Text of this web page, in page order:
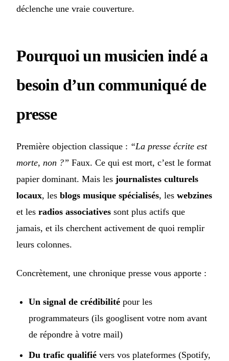
déclenche une vraie couverture.
Pourquoi un musicien indé a
besoin d’un communiqué de
presse
Première objection classique : “La presse écrite est
morte, non ?” Faux. Ce qui est mort, c’est le format
papier dominant. Mais les journalistes culturels
locaux, les blogs musique spécialisés, les webzines
et les radios associatives sont plus actifs que
jamais, et ils cherchent activement de quoi remplir
leurs colonnes.
Concrètement, une chronique presse vous apporte :
Un signal de crédibilité pour les
programmateurs (ils googlisent votre nom avant
de répondre à votre mail)
Du trafic qualifié vers vos plateformes (Spotify,